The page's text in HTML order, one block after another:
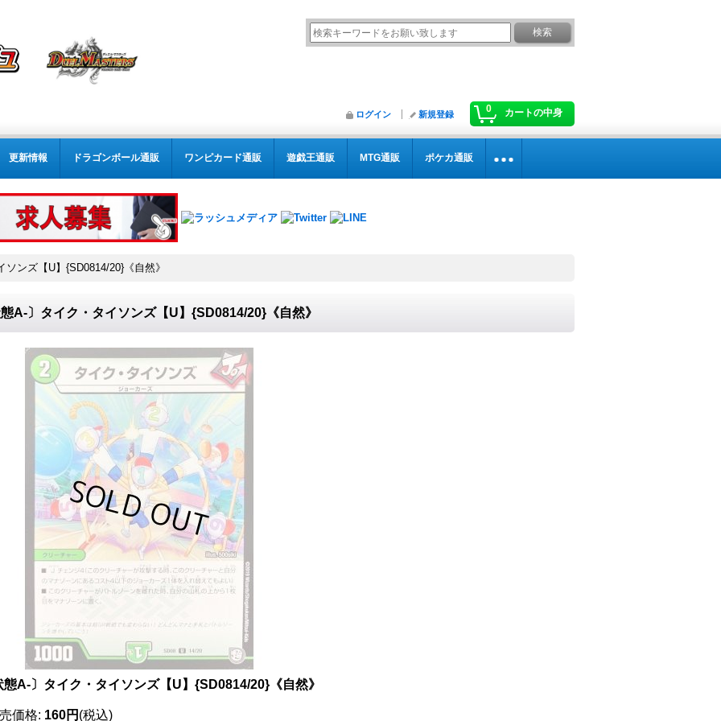
0 カートの中身
ログイン 新規登録
更新情報 ドラゴンボール通販 ワンピカード通販 遊戯王通販 MTG通販 ポケカ通販
ンズ【U】{SD0814/20}《自然》
A-〕タイク・タイソンズ【U】{SD0814/20}《自然》
態A-〕タイク・タイソンズ【U】{SD0814/20}《自然》
価格: 160円 (税込)